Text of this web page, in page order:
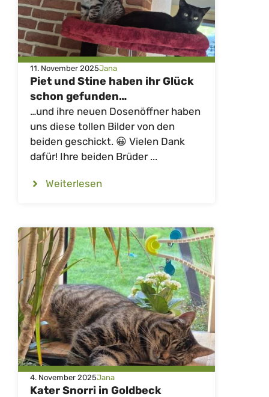
11. November 2025Jana
Piet und Stine haben ihr Glück
schon gefunden…
…und ihre neuen Dosenöffner haben
uns diese tollen Bilder von den
beiden geschickt. 😀 Vielen Dank
dafür! Ihre beiden Brüder ...
Weiterlesen
4. November 2025Jana
Kater Snorri in Goldbeck